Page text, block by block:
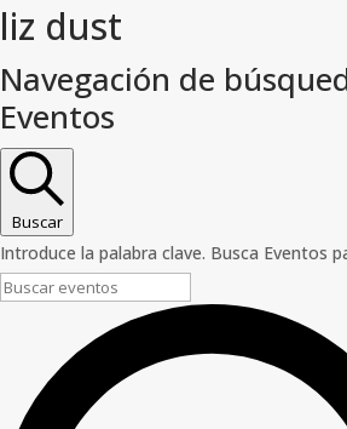
liz dust
Navegación de
Eventos
Buscar
Introduce la palabra clave. Busca Eventos